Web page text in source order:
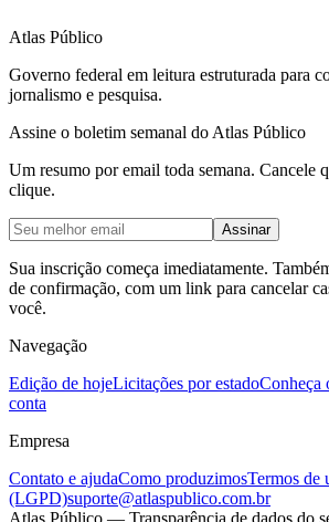
Atlas Público
Governo federal em leitura estruturada para
jornalismo e pesquisa.
Assine o boletim semanal do Atlas Público
Um resumo por email toda semana. Cancele
clique.
Assinar
Sua inscrição começa imediatamente.
de confirmação, com um link para cancelar
você.
Navegação
Edição de hojeLicitações por estadoConheça
conta
Empresa
Contato e ajudaComo produzimosTermos de
(LGPD)suporte@atlaspublico.com.br
Atlas Público — Transparência de dados do